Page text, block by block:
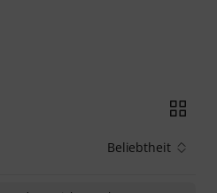
Beliebtheit